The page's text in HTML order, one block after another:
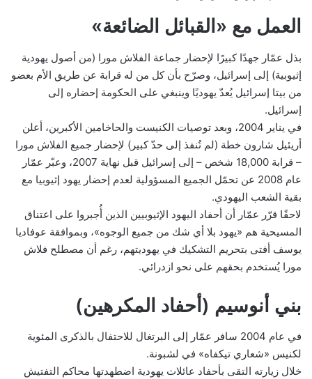
العمل مع «القبائل الضائعة»
بذل عمّار جهدًا كبيرًا لإحضار جماعة الفلاش مورا (من أصول يهودية
إثيوبية) إلى إسرائيل، وصرّح بأن كل من له قرابة عن طريق الأم بعضو
من بيتا إسرائيل يُعدّ يهوديًا وينبغي على الحكومة إحضاره إلى
إسرائيل.
في يناير 2004، وبعد توصيات الكنيست والحاخامين الأكبرين، أعلن
أريئيل شارون خطة (لم تُنفذ إلى حدّ كبير) لإحضار جميع الفلاش مورا
– قرابة 18,000 شخص – إلى إسرائيل قبل نهاية 2007، وعبّر عمّار
عام 2008 عن تحمّل الجميع المسؤولية لعدم إحضار يهود إثيوبيا مع
بقية الشعب اليهودي.
لاحقًا قرّر عمّار أن أحفاد اليهود الإثيوبيين الذين أُجبروا على اعتناق
المسيحية هم «يهود بلا أي شك من جميع الوجوه»، وبموافقة عوفاديا
يوسف أفتى بتحريم التشكيك في يهوديتهم، رغم أن مصطلح فلاش
مورا يُستخدم بحقهم على نحو ازدرائي.
بني أنوسيم (أحفاد المكرهين)
في عام 2004 سافر عمّار إلى البرتغال للاحتفال بالذكرى المئوية
لكنيس «شعاري تيكفاه» في لشبونة.
خلال زيارته التقى بأحفاد عائلات يهودية اضطهدتها محاكم التفتيش